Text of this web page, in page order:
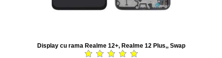
Display cu rama Realme 12+, Realme 12 Plus,, Swap